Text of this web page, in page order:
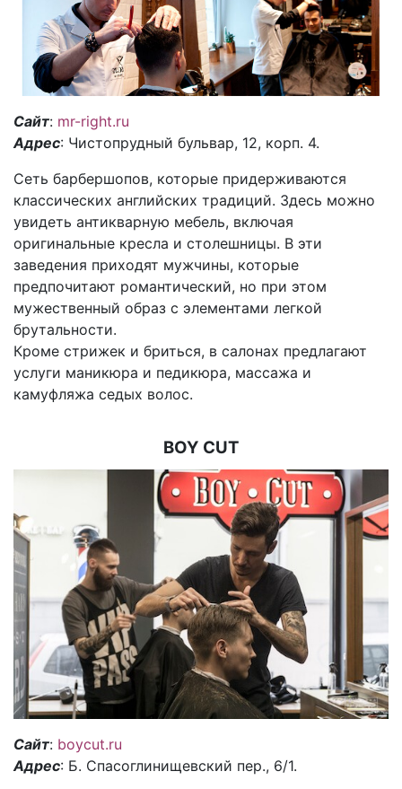
Сайт: mr-right.ru
Адрес: Чистопрудный бульвар, 12, корп. 4.
Сеть барбершопов, которые придерживаются
классических английских традиций. Здесь можно
увидеть антикварную мебель, включая
оригинальные кресла и столешницы. В эти
заведения приходят мужчины, которые
предпочитают романтический, но при этом
мужественный образ с элементами легкой
брутальности.
Кроме стрижек и бриться, в салонах предлагают
услуги маникюра и педикюра, массажа и
камуфляжа седых волос.
BOY CUT
Сайт: boycut.ru
Адрес: Б. Спасоглинищевский пер., 6/1.